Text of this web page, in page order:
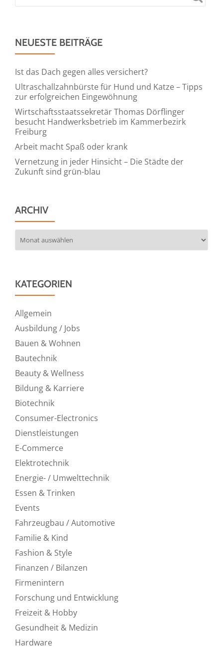
NEUESTE BEITRÄGE
Ist das Dach gegen alles versichert?
Ultraschallzahnbürste für Hund und Katze – Tipps
zur erfolgreichen Eingewöhnung
Wirtschaftsstaatssekretär Thomas Dörflinger
besucht Handwerksbetrieb im Kammerbezirk
Freiburg
Arbeit macht Spaß oder krank
Vernetzung in jeder Hinsicht – Die Städte der
Zukunft sind grün-blau
ARCHIV
KATEGORIEN
Allgemein
Ausbildung / Jobs
Bauen & Wohnen
Bautechnik
Beauty & Wellness
Bildung & Karriere
Biotechnik
Consumer-Electronics
Dienstleistungen
E-Commerce
Elektrotechnik
Energie- / Umwelttechnik
Essen & Trinken
Events
Fahrzeugbau / Automotive
Familie & Kind
Fashion & Style
Finanzen / Bilanzen
Firmenintern
Forschung und Entwicklung
Freizeit & Hobby
Gesundheit & Medizin
Hardware